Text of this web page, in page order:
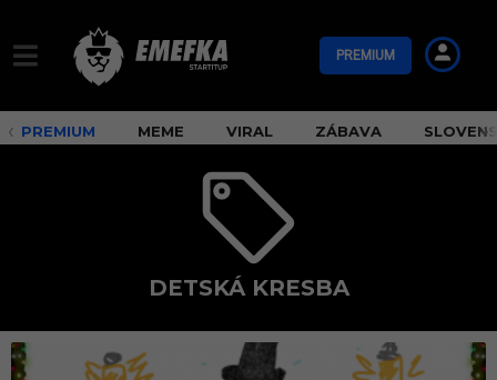
PREMIUM
PREMIUM MEME VIRAL ZÁBAVA
DETSKÁ KRESBA
d